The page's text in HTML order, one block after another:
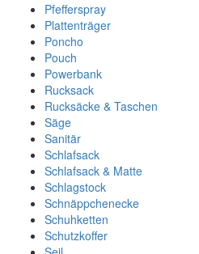
Pfefferspray
Plattenträger
Poncho
Pouch
Powerbank
Rucksack
Rucksäcke & Taschen
Säge
Sanitär
Schlafsack
Schlafsack & Matte
Schlagstock
Schnäppchenecke
Schuhketten
Schutzkoffer